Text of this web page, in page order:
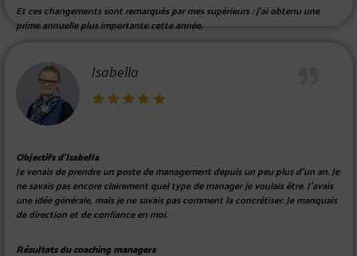
Et ces changements sont remarqués par mes supérieurs : j’ai obtenu une
prime annuelle plus importante cette année.
Isabella
Objectifs d’Isabella
Je venais de prendre un poste de management depuis un peu plus d’un an. Je
ne savais pas encore clairement quel type de manager je voulais être. J’avais
une idée générale, mais je ne savais pas comment la concrétiser. Je manquais
de direction et de confiance en moi.
Résultats du coaching managers